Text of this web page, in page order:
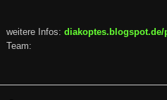
weitere Infos:
Team: